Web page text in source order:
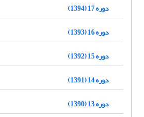
دوره 17 (1394)
دوره 16 (1393)
دوره 15 (1392)
دوره 14 (1391)
دوره 13 (1390)